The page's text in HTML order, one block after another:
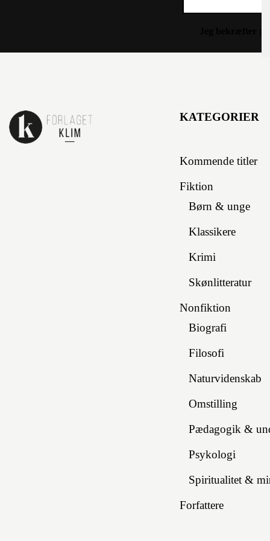
KATEGORIER
Kommende titler
Fiktion
Børn & unge
Klassikere
Krimi
Skønlitteratur
Nonfiktion
Biografi
Filosofi
Naturvidenskab
Omstilling
Pædagogik &
Psykologi
Spiritualitet &
Forfattere